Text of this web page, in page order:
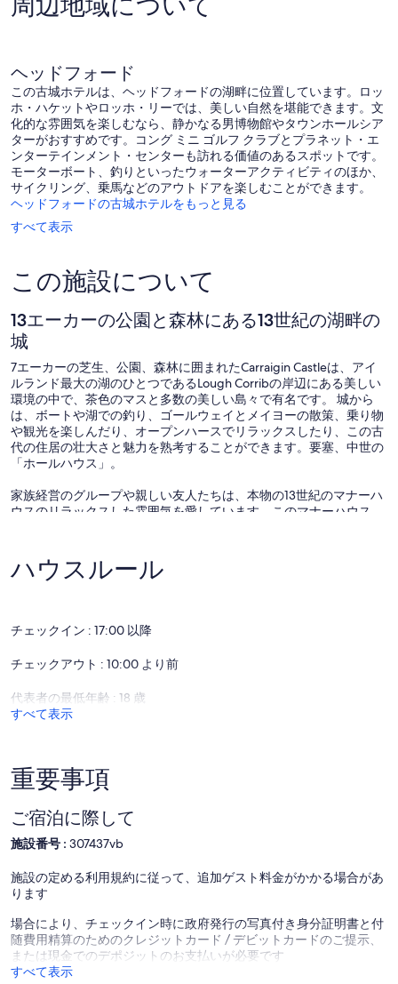
ィ
ー
ら
コ
ミ
1
件
件
の
口
コ
ミ
タ
ー
件
の
口
コ
ミ
ヘッドフォード
この古城ホテルは、ヘッドフォードの湖畔に位置しています。ロッ
ホ・ハケットやロッホ・リーでは、美しい自然を堪能できます。文
化的な雰囲気を楽しむなら、静かなる男博物館やタウンホールシア
ターがおすすめです。コング ミニ ゴルフ クラブとプラネット・エ
ンターテインメント・センターも訪れる価値のあるスポットです。
モーターボート、釣りといったウォーターアクティビティのほか、
サイクリング、乗馬などのアウトドアを楽しむことができます。
ヘッドフォードの古城ホテルをもっと見る
すべて表示
この施設について
13エーカーの公園と森林にある13世紀の湖畔の
城
7エーカーの芝生、公園、森林に囲まれたCarraigin Castleは、アイ
ルランド最大の湖のひとつであるLough Corribの岸辺にある美しい
環境の中で、茶色のマスと多数の美しい島々で有名です。 城から
は、ボートや湖での釣り、ゴールウェイとメイヨーの散策、乗り物
や観光を楽しんだり、オープンハースでリラックスしたり、この古
代の住居の壮大さと魅力を熟考することができます。要塞、中世の
「ホールハウス」。
家族経営のグループや親しい友人たちは、本物の13世紀のマナーハ
ウスのリラックスした雰囲気を愛しています。このマナーハウス
造は、木々に囲まれたPleasure Groundの向こう側の通りに達して
います。 1970年代に建物が修復された際に、実際に古風であると誤
壮大な、オーク材の巨大なホールに別の壮大な入り口につながる芝
生と木の煙の快適な香りを提供する石造りの広い暖炉を備えていま
なモダンな家具と古いオーク材を使用しています。 その白い壁に
は、タペストリー、古代の王様や騎士のブラス・ラビングの肖像
くても設備の整ったキッチンがあり、プレジャーグラウンドの高木
を一望できます。
ホールと同じレベルにはキングサイズのベッドとバスルーム付きの
オーク材のダブルベッドルームがあります。 石造りの階段がこのマ
スターベッドルームの上に上がり、大ホールを見下ろす家族ロフト
なシングルベッドルームに通じています。 両方の2階の客室から、
Lough CorribとConnemaraとMayoの丘、Galway湾の反対側にある
残りの一人は下の一階にある4つの居心地の良い「ヴォールト」で
眠り、壁にはタペストリーやその他の作品も並んでいます。 ヴォー
ルトは、オーク材の木製のパーティション、アーチ、アーチ型の天
ハウスルール
チェックイン : 17:00 以降
チェックアウト : 10:00 より前
代表者の最低年齢 : 18 歳
すべて表示
重要事項
ご宿泊に際して
施設番号 : 307437vb
施設の定める利用規約に従って、追加ゲスト料金がかかる場合があ
ります
場合により、チェックイン時に政府発行の写真付き身分証明書と付
随費用精算のためのクレジットカード / デビットカードのご提示、
または現金でのデポジットのお支払いが必要です
すべて表示